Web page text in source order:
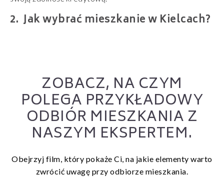
Jak wybrać mieszkanie w Kielcach?
ZOBACZ, NA CZYM
POLEGA PRZYKŁADOWY
ODBIÓR MIESZKANIA Z
NASZYM EKSPERTEM.
Obejrzyj film, który pokaże Ci, na jakie elementy warto
zwrócić uwagę przy odbiorze mieszkania.